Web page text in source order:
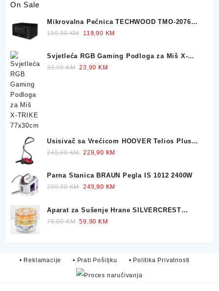
On Sale
Mikrovalna Pećnica TECHWOOD TMO-2076
700W 20L
159,90KM
Original
was:
119,90 KM
Svjetleća RGB Gaming Podloga za Miš X-
TRIKE 77x30cm
32,90KM Original
23,90 KM
Usisivač sa Vrećicom HOOVER Telios Plus
TE70 700W
249,90KM Original
was:
229,90 KM
is:
Parna Stanica BRAUN Pegla IS 1012 2400W
299,90KM Original
was:
249,90 KM
Aparat za Sušenje Hrane SILVERCREST
Dehidrator 350W
75,00KM Original
59,90 KM
• Reklamacije
• Prati Pošiljku • Politika Privatnosti